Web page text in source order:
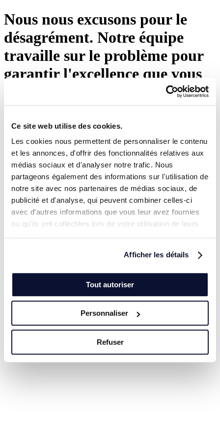
Ce site web utilise des cookies.
Les cookies nous permettent de personnaliser le contenu
et les annonces, d'offrir des fonctionnalités relatives aux
médias sociaux et d'analyser notre trafic. Nous
partageons également des informations sur l'utilisation de
notre site avec nos partenaires de médias sociaux, de
publicité et d'analyse, qui peuvent combiner celles-ci
avec d'autres informations que vous leur avez fournies
ou qu'ils ont collectées lors de votre utilisation de leurs
Afficher les détails
Tout autoriser
Personnaliser
Refuser
Nous nous excusons pour le
désagrément. Notre équipe
travaille sur le problème pour
garantir l'excellence que vous
attendez d'Eton Shirts. Veuillez
appuyer sur le bouton ci-
dessous ou visiter notre page
d'accueil.